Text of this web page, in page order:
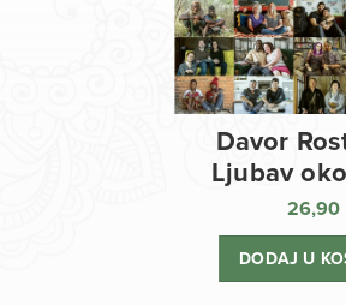
Davor
Ljubav
26,90
DODAJ U